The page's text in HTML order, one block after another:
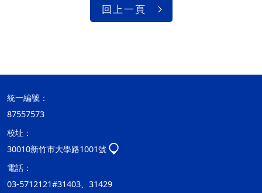
回上一頁
統一編號：
87557573
校址：
30010新竹市大學路1001號
電話：
03-5712121#31403、31429